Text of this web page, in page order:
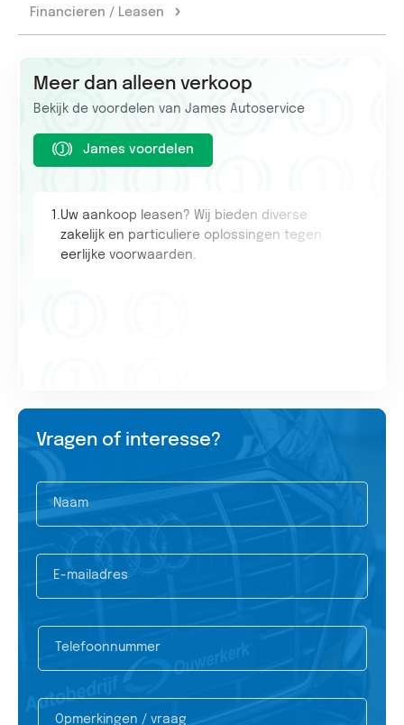
Financieren / Leasen
Meer dan alleen verkoop
Bekijk de voordelen van James Autoservice
James voordelen
1. Uw aankoop leasen? Wij bieden diverse
zakelijk en particuliere oplossingen tegen
eerlijke voorwaarden.
Vragen of interesse?
Naam
E-mailadres
Telefoonnummer
Opmerkingen / vraag